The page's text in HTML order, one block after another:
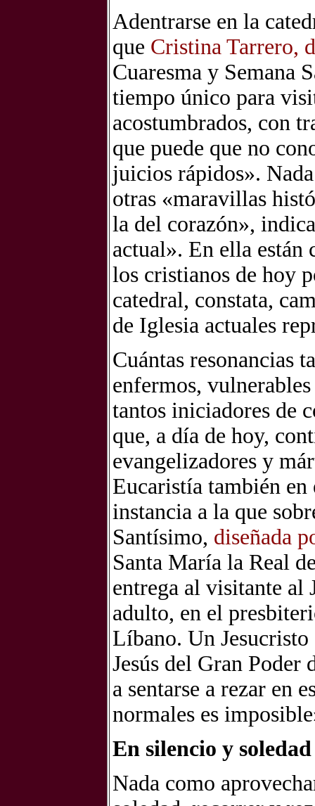
Adentrarse en la
que Cristina Tarrero,
Cuaresma y Semana
tiempo único para
acostumbrados, con
que puede que no
juicios rápidos».
otras «maravillas
la del corazón»,
actual». En ella están
los cristianos de hoy
catedral, constata,
de Iglesia actuales
Cuántas resonancias
enfermos,
tantos iniciadores de
que, a día de hoy,
evangelizadores y
Eucaristía también
instancia a la que
Santísimo, diseñada
Santa María la Real
entrega al visitante al
adulto, en el
Líbano. Un
Jesús del Gran Poder
a sentarse a rezar en
normales es
En silencio y soledad
Nada como